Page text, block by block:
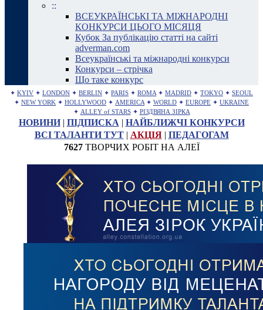
::
ВСЕУКРАЇНСЬКІ ТА МІЖНАРОДНІ
КОНКУРСИ ЦЬОГО МІСЯЦЯ
Кубок За публікацію статті на сайті
adverman.com
Всеукраїнські та міжнародні конкурси
Конкурси – стрічка
Що таке конкурс
✦ KYIV ✦ LONDON ✦ BERLIN ✦ PARIS ✦ ROMA ✦ MADRID ✦ TOKYO ✦ SEOUL
✦ NEW YORK ✦ HOLLYWOOD ✦ AMERICA ✦ WORLD ✦ EUROPE ✦ UKRAINE
✦ ALLEY of STARS ✦ РІЗДВЯНА ЗІРКА
НОВИНИ| ПІДПИСКА | НАЙБЛИЖЧІ КОНКУРСИ
ВСІ ТАЛАНТИ ТУТ| АКЦІЯ| ПЕДАГОГАМ
7627ТВОРЧИХ РОБІТ НА АЛЕЇ